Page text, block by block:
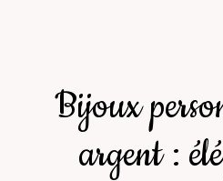
Bijoux
argent :